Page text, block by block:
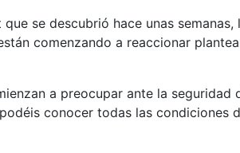
se descubrió hace unas
comenzando a reaccionar
a preocupar ante la
podéis conocer todas las condiciones